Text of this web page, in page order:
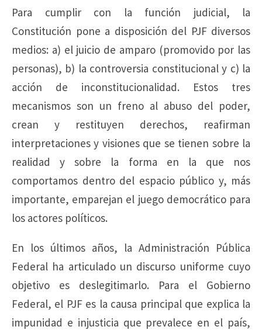
Para cumplir con la función judicial, la
Constitución pone a disposición del PJF diversos
medios: a) el juicio de amparo (promovido por las
personas), b) la controversia constitucional y c) la
acción de inconstitucionalidad. Estos tres
mecanismos son un freno al abuso del poder,
crean y restituyen derechos, reafirman
interpretaciones y visiones que se tienen sobre la
realidad y sobre la forma en la que nos
comportamos dentro del espacio público y, más
importante, emparejan el juego democrático para
los actores políticos.
En los últimos años, la Administración Pública
Federal ha articulado un discurso uniforme cuyo
objetivo es deslegitimarlo. Para el Gobierno
Federal, el PJF es la causa principal que explica la
impunidad e injusticia que prevalece en el país,